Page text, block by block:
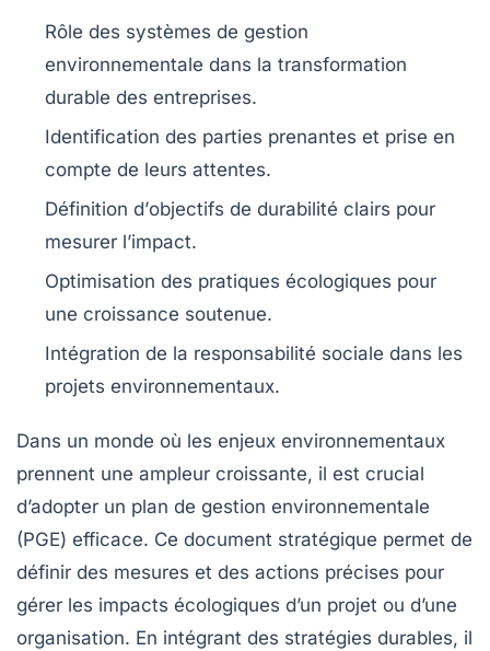
Rôle des systèmes de gestion
environnementale dans la transformation
durable des entreprises.
Identification des parties prenantes et prise en
compte de leurs attentes.
Définition d’objectifs de durabilité clairs pour
mesurer l’impact.
Optimisation des pratiques écologiques pour
une croissance soutenue.
Intégration de la responsabilité sociale dans les
projets environnementaux.
Dans un monde où les enjeux environnementaux
prennent une ampleur croissante, il est crucial
d’adopter un plan de gestion environnementale
(PGE) efficace. Ce document stratégique permet de
définir des mesures et des actions précises pour
gérer les impacts écologiques d’un projet ou d’une
organisation. En intégrant des stratégies durables, il